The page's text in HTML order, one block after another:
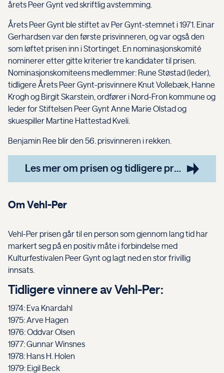
årets Peer Gynt ved skriftlig avstemming.
Årets Peer Gynt ble stiftet av Per Gynt-stemnet i 1971. Einar
Gerhardsen var den første prisvinneren, og var også den
som løftet prisen inn i Stortinget. En nominasjonskomité
nominerer etter gitte kriterier tre kandidater til prisen.
Nominasjonskomiteens medlemmer: Rune Støstad (leder),
tidligere Årets Peer Gynt-prisvinnere Knut Vollebæk, Hanne
Krogh og Birgit Skarstein, ordfører i Nord-Fron kommune og
leder for Stiftelsen Peer Gynt Anne Marie Olstad og
skuespiller Martine Hattestad Kveli.
Benjamin Ree blir den 56. prisvinneren i rekken.
Les mer om prisen og tidligere prisvinnere
Om Vehl-Per
Vehl-Per prisen går til en person som gjennom lang tid har
markert seg på en positiv måte i forbindelse med
Kulturfestivalen Peer Gynt og lagt ned en stor frivillig
innsats.
Tidligere vinnere av Vehl-Per:
1974: Eva Knardahl
1975: Arve Hagen
1976: Oddvar Olsen
1977: Gunnar Winsnes
1978: Hans H. Holen
1979: Eigil Beck